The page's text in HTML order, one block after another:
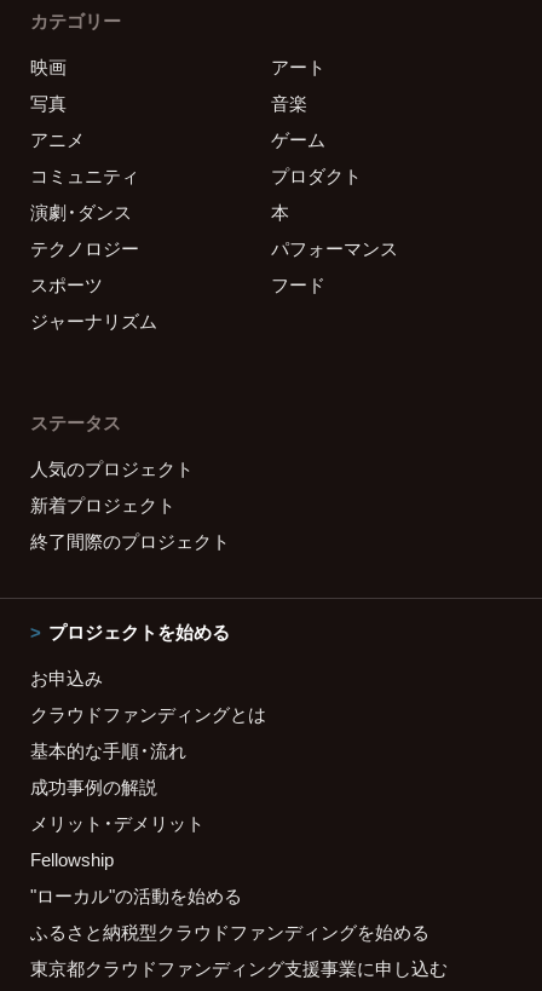
カテゴリー
映画
アート
写真
音楽
アニメ
ゲーム
コミュニティ
プロダクト
演劇・ダンス
本
テクノロジー
パフォーマンス
スポーツ
フード
ジャーナリズム
ステータス
人気のプロジェクト
新着プロジェクト
終了間際のプロジェクト
プロジェクトを始める
お申込み
クラウドファンディングとは
基本的な手順・流れ
成功事例の解説
メリット・デメリット
Fellowship
"ローカル"の活動を始める
ふるさと納税型クラウドファンディングを始める
東京都クラウドファンディング支援事業に申し込む